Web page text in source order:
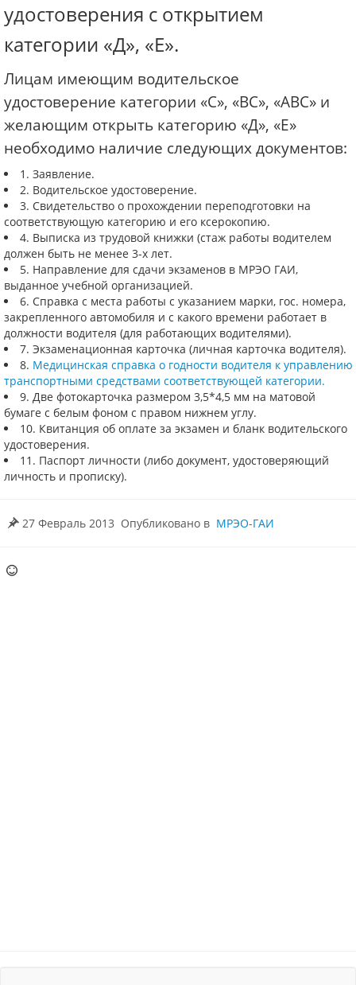
удостоверения с открытием
категории «Д», «Е».
Лицам имеющим водительское
удостоверение категории «С», «ВС», «АВС» и
желающим открыть категорию «Д», «Е»
необходимо наличие следующих документов:
1. Заявление.
2. Водительское удостоверение.
3. Свидетельство о прохождении переподготовки на
соответствующую категорию и его ксерокопию.
4. Выписка из трудовой книжки (стаж работы водителем
должен быть не менее 3-х лет.
5. Направление для сдачи экзаменов в МРЭО ГАИ,
выданное учебной организацией.
6. Справка с места работы с указанием марки, гос. номера,
закрепленного автомобиля и с какого времени работает в
должности водителя (для работающих водителями).
7. Экзаменационная карточка (личная карточка водителя).
8. Медицинская справка о годности водителя к управлению
транспортными средствами соответствующей категории.
9. Две фотокарточка размером 3,5*4,5 мм на матовой
бумаге с белым фоном с правом нижнем углу.
10. Квитанция об оплате за экзамен и бланк водительского
удостоверения.
11. Паспорт личности (либо документ, удостоверяющий
личность и прописку).
27 Февраль 2013 Опубликовано в МРЭО-ГАИ